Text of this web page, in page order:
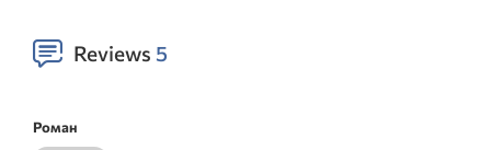
Reviews 5
Роман